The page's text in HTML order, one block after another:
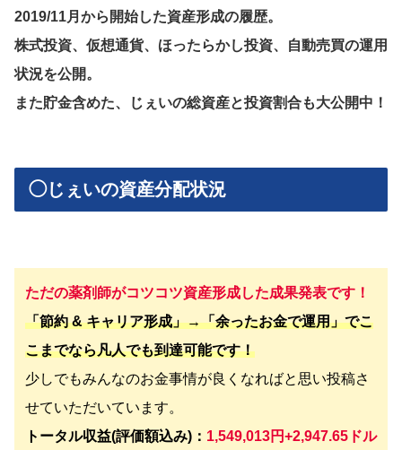
2019/11月から開始した資産形成の履歴。
株式投資、仮想通貨、ほったらかし投資、自動売買の運用
状況を公開。
また貯金含めた、じぇいの総資産と投資割合も大公開中！
◯じぇいの資産分配状況
ただの薬剤師がコツコツ資産形成した成果発表です！
「節約 & キャリア形成」→「余ったお金で運用」でこ
こまでなら凡人でも到達可能です！
少しでもみんなのお金事情が良くなればと思い投稿さ
せていただいています。
トータル収益(評価額込み)： 1,549,013円+2,947.65ドル